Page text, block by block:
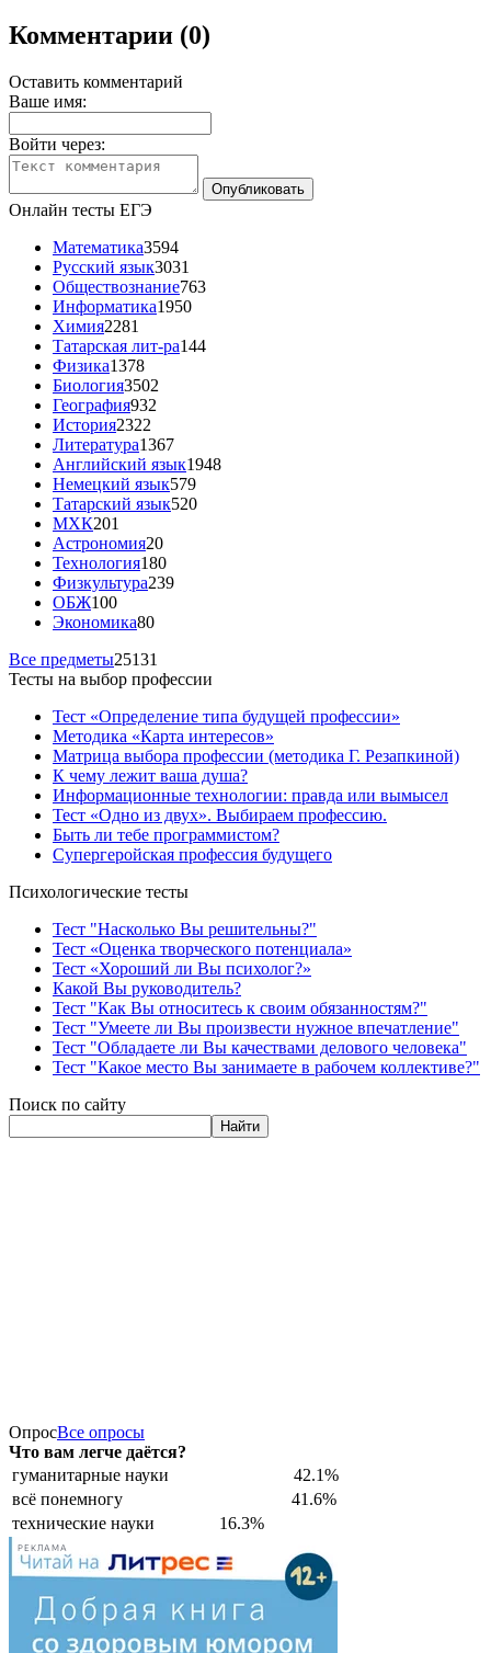
Комментарии (0)
Оставить комментарий
Ваше имя:
Войти через:
Онлайн тесты ЕГЭ
Математика3594
Русский язык3031
Обществознание763
Информатика1950
Химия2281
Татарская лит-ра144
Физика1378
Биология3502
География932
История2322
Литература1367
Английский язык1948
Немецкий язык579
Татарский язык520
МХК201
Астрономия20
Технология180
Физкультура239
ОБЖ100
Экономика80
Все предметы25131
Тесты на выбор профессии
Тест «Определение типа будущей профессии»
Методика «Карта интересов»
Матрица выбора профессии (методика Г. Резапкиной)
К чему лежит ваша душа?
Информационные технологии: правда или вымысел
Тест «Одно из двух». Выбираем профессию.
Быть ли тебе программистом?
Супергеройская профессия будущего
Психологические тесты
Тест "Насколько Вы решительны?"
Тест «Оценка творческого потенциала»
Тест «Хороший ли Вы психолог?»
Какой Вы руководитель?
Тест "Как Вы относитесь к своим обязанностям?"
Тест "Умеете ли Вы произвести нужное впечатление"
Тест "Обладаете ли Вы качествами делового человека"
Тест "Какое место Вы занимаете в рабочем коллективе?"
Поиск по сайту
Найти
ОпросВсе опросы
Что вам легче даётся?
гуманитарные науки
42.1%
всё понемногу
41.6%
технические науки
16.3%
РЕКЛАМА